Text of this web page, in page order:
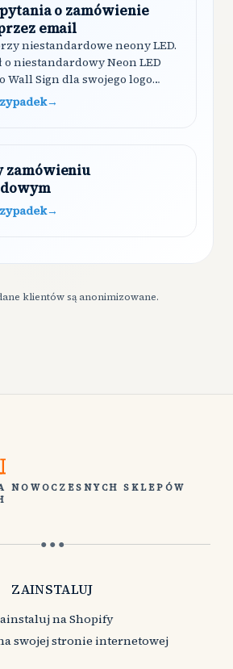
o zamówienie
email
niestandardowe neony LED.
o niestandardowy Neon LED
Wall Sign dla swojego logo
Shoply zebrał dane
wymagania,
→
zamówieniu
→
klientów są anonimizowane.
NOWOCZESNYCH SKLEPÓW
● ● ●
ZAINSTALUJ
na Shopify
swojej stronie internetowej